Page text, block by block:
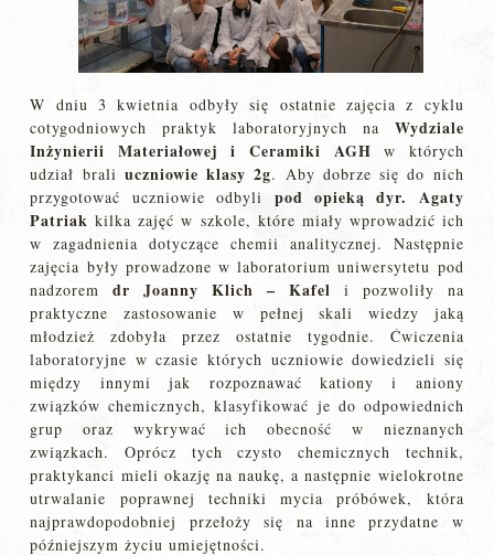
W dniu 3 kwietnia odbyły się ostatnie zajęcia z cyklu
cotygodniowych praktyk laboratoryjnych na Wydziale
Inżynierii Materiałowej i Ceramiki AGH w których
udział brali uczniowie klasy 2g. Aby dobrze się do nich
przygotować uczniowie odbyli pod opieką dyr. Agaty
Patriak kilka zajęć w szkole, które miały wprowadzić ich
w zagadnienia dotyczące chemii analitycznej. Następnie
zajęcia były prowadzone w laboratorium uniwersytetu pod
nadzoremdr Joanny Klich – Kafel i pozwoliły na
praktyczne zastosowanie w pełnej skali wiedzy jaką
młodzież zdobyła przez ostatnie tygodnie. Ćwiczenia
laboratoryjne w czasie których uczniowie dowiedzieli się
między innymi jak rozpoznawać kationy i aniony
związków chemicznych, klasyfikować je do odpowiednich
grup oraz wykrywać ich obecność w nieznanych
związkach. Oprócz tych czysto chemicznych technik,
praktykanci mieli okazję na naukę, a następnie wielokrotne
utrwalanie poprawnej techniki mycia próbówek, która
najprawdopodobniej przełoży się na inne przydatne w
późniejszym życiu umiejętności.